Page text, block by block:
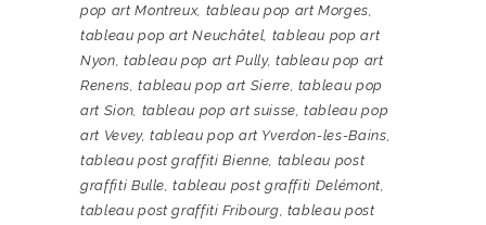
pop art Montreux, tableau pop art Morges
tableau pop art Neuchâtel tableau pop art
Nyon tableau pop art Pully, tableau pop art
Renens ,tableau pop art Sierre tableau pop
art Sion tableau pop art suisse ,tableau pop
art Vevey,tableau pop art Yverdon-les-Bains
tableau post graffiti Bienne tableau post
graffiti Bulle ,tableau post graffiti Delémont
tableau post graffiti Fribourg tableau post